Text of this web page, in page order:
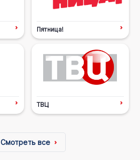
Пятница!
ТВЦ
Смотреть все